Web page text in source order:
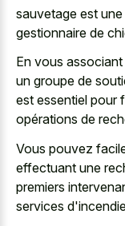
sauvetage est
gestionnaire de
En vous
un groupe de
est essentiel pour
opérations de
Vous pouvez
effectuant une
premiers
services